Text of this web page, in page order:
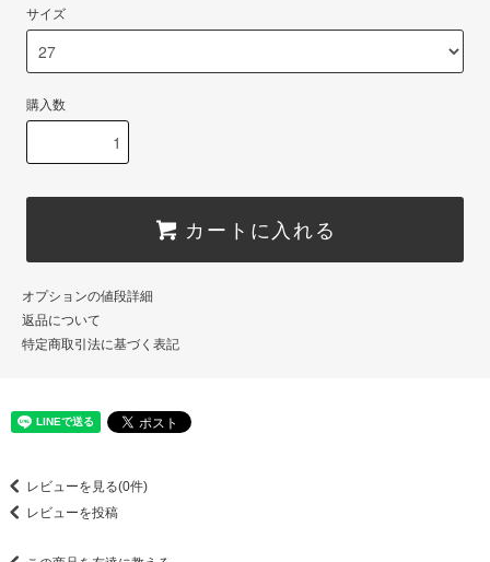
サイズ
購入数
カートに入れる
オプションの値段詳細
返品について
特定商取引法に基づく表記
レビューを見る(0件)
レビューを投稿